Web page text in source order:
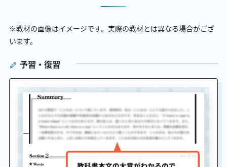
※教材の画像はイメージです。実際の教材とは異なる場合がござ
います。
予習・復習